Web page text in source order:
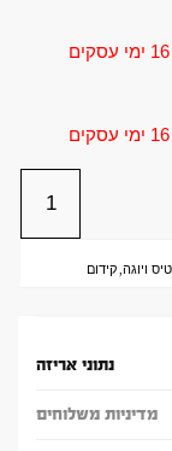
ויוגה,קידום
נתוני אריזה
מדיניות משלוחים